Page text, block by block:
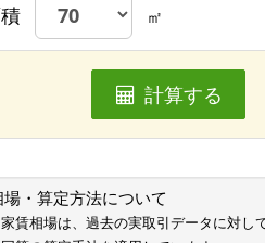
㎡
計算する
・算定方法について
賃相場は、過去の実取引データに対し